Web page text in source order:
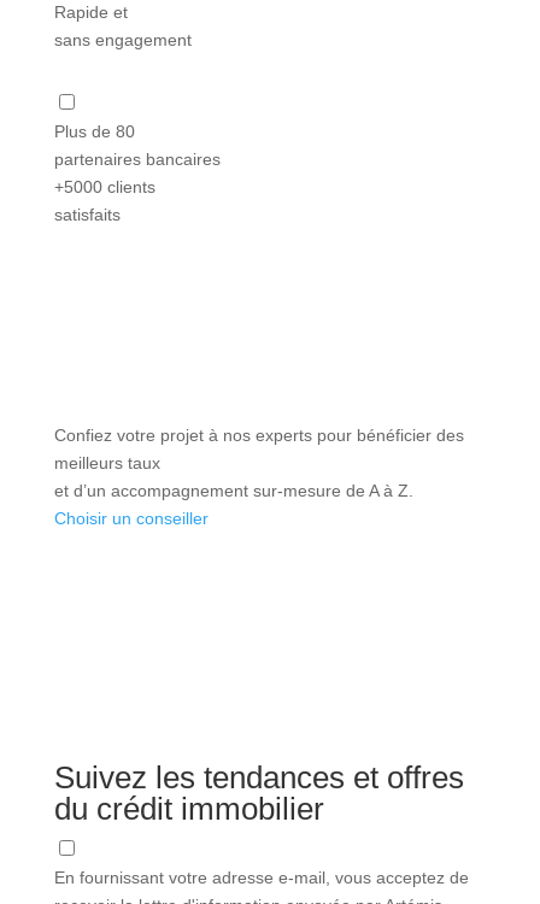
Rapide et
sans engagement
Plus de 80
partenaires bancaires
+5000 clients
satisfaits
Confiez votre projet à nos experts pour bénéficier des
meilleurs taux
et d’un accompagnement sur-mesure de A à Z.
Choisir un conseiller
Suivez les tendances et offres
du crédit immobilier
En fournissant votre adresse e-mail, vous acceptez de